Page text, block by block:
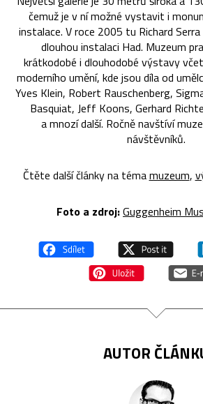
čemuž je v ní možné vystavit i
instalace. V roce 2005 tu Richard
dlouhou instalaci Had. Muzeum
krátkodobé i dlouhodobé výstavy
moderního umění, kde jsou díla od
Yves Klein, Robert Rauschenberg,
Basquiat, Jeff Koons, Gerhard
a mnozí další. Ročně navštíví
návštěvníků.
Čtěte další články na témamuzeum,
Foto a zdroj:Guggenheim
AUTOR